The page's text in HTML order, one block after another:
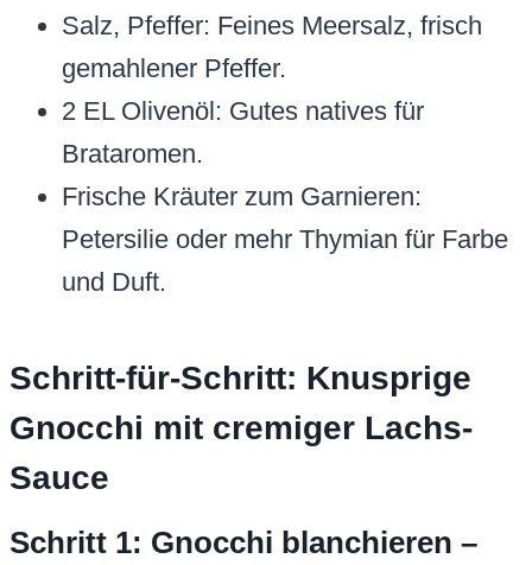
Salz, Pfeffer: Feines Meersalz, frisch
gemahlener Pfeffer.
2 EL Olivenöl: Gutes natives für
Brataromen.
Frische Kräuter zum Garnieren:
Petersilie oder mehr Thymian für Farbe
und Duft.
Schritt-für-Schritt: Knusprige
Gnocchi mit cremiger Lachs-
Sauce
Schritt 1: Gnocchi blanchieren –